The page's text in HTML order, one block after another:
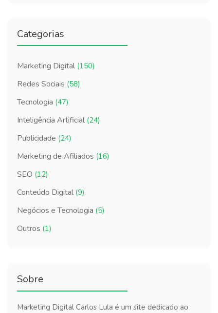
Categorias
Marketing Digital (150)
Redes Sociais (58)
Tecnologia (47)
Inteligência Artificial (24)
Publicidade (24)
Marketing de Afiliados (16)
SEO (12)
Conteúdo Digital (9)
Negócios e Tecnologia (5)
Outros (1)
Sobre
Marketing Digital Carlos Lula é um site dedicado ao